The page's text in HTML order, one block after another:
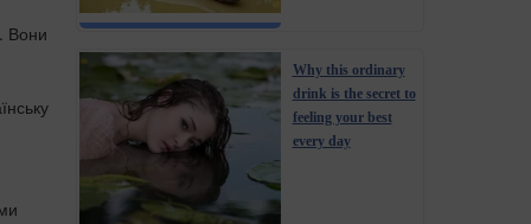
Вони
Why this ordinary
drink is the secret to
feeling your best
every day